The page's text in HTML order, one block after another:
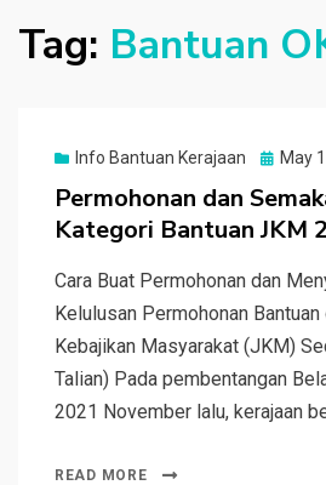
Tag: Bantuan
Info Bantuan Kerajaan
Posted
May
Permohonan dan
Kategori Bantuan JKM
Cara Buat Permohonan dan
Kelulusan Permohonan
Kebajikan Masyarakat (JKM)
Talian) Pada pembentangan
2021 November lalu, kerajaan
READ MORE